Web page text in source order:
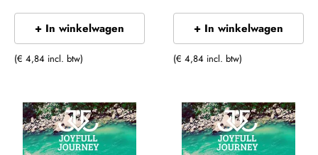
+ In winkelwagen
(€ 4,84 incl. btw)
+ In winkelwagen
(€ 4,84 incl. btw)